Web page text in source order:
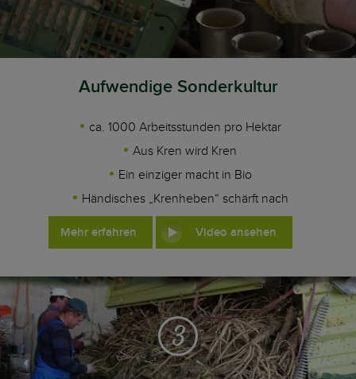
Aufwendige Sonderkultur
ca. 1000 Arbeitsstunden pro Hektar
Aus Kren wird Kren
Ein einziger macht in Bio
Händisches „Krenheben“ schärft nach
Mehr erfahren Video ansehen
3